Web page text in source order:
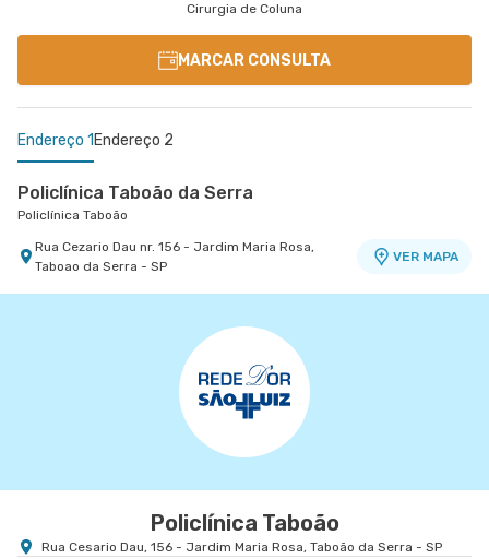
Cirurgia de Coluna
MARCAR CONSULTA
Endereço 1 Endereço 2
Policlínica Taboão da Serra
Policlínica Taboão
Rua Cezario Dau nr. 156 - Jardim Maria Rosa,
Taboao da Serra - SP
VER MAPA
Centro Médico São Luiz Jabaquara - Unidade
Rua Das Perobas nr. 344 1º Subsolo - Jardim
Oriental, Sao Paulo - SP
Policlínica Taboão
Rua Cesario Dau, 156 - Jardim Maria Rosa, Taboão da Serra - SP